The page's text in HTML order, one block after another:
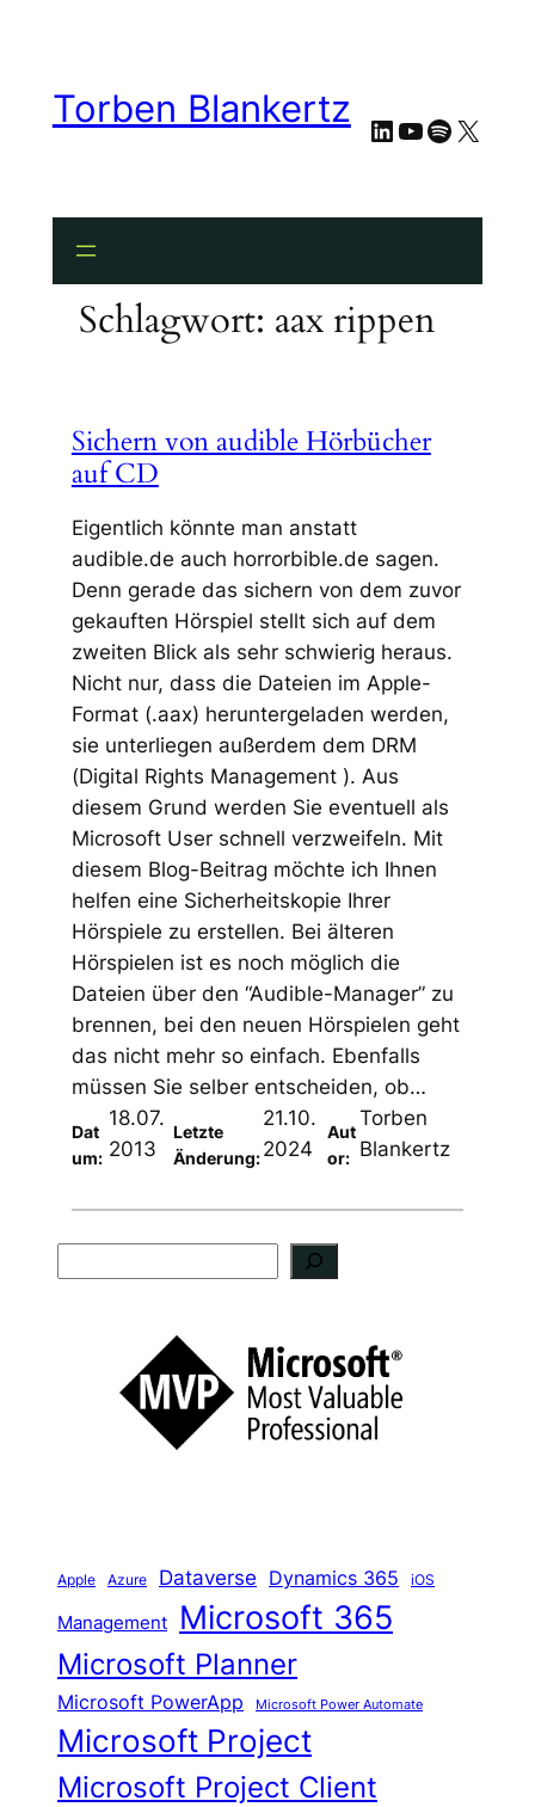
springenTorben Blankertz LinkedIn
YouTube
Spotify
X
Schlagwort: aax rippen
Sichern von audible Hörbücher
auf CD
Eigentlich könnte man anstatt
audible.de auch horrorbible.de sagen.
Denn gerade das sichern von dem zuvor
gekauften Hörspiel stellt sich auf dem
zweiten Blick als sehr schwierig heraus.
Nicht nur, dass die Dateien im Apple-
Format (.aax) heruntergeladen werden,
sie unterliegen außerdem dem DRM
(Digital Rights Management ). Aus
diesem Grund werden Sie eventuell als
Microsoft User schnell verzweifeln. Mit
diesem Blog-Beitrag möchte ich Ihnen
helfen eine Sicherheitskopie Ihrer
Hörspiele zu erstellen. Bei älteren
Hörspielen ist es noch möglich die
Dateien über den “Audible-Manager” zu
brennen, bei den neuen Hörspielen geht
das nicht mehr so einfach. Ebenfalls
müssen Sie selber entscheiden, ob…
Dat
um:
18.07.
2013
Letzte
Änderung:
21.10.
2024
Aut
or:
Torben
Blankertz
Apple Azure Dataverse Dynamics 365 iOS
Management Microsoft 365
Microsoft Planner
Microsoft PowerApp Microsoft Power Automate
Microsoft Project
Microsoft Project Client